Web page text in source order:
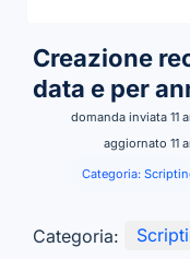
Creazione
data e per
domanda inviata 11
aggiornato 11
Categoria:
Categoria: